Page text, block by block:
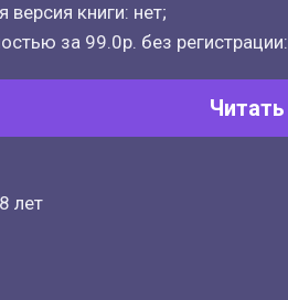
версия книги: нет;
за 99.0р. без регистрации:
Читать
лет